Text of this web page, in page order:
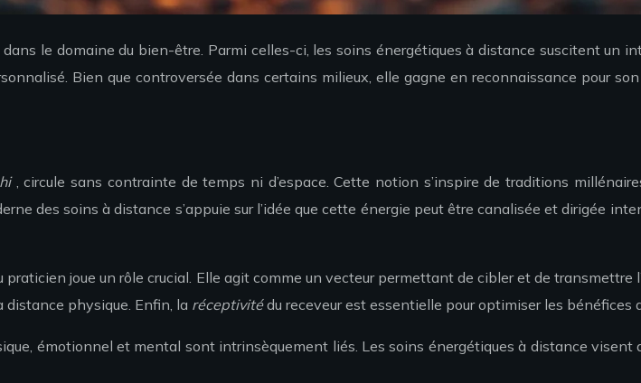
le domaine du bien-être. Parmi celles-ci, les soins énergétiques à distance suscitent un
Bien que controversée dans certains milieux, elle gagne en reconnaissance pour
, circule sans contrainte de temps ni d’espace. Cette notion s’inspire de traditions
des soins à distance s’appuie sur l’idée que cette énergie peut être canalisée et dirigée
praticien joue un rôle crucial. Elle agit comme un vecteur permettant de cibler et de transmettre
distance physique. Enfin, la réceptivitédu receveur est essentielle pour optimiser les bénéfices
émotionnel et mental sont intrinsèquement liés. Les soins énergétiques à distance visent